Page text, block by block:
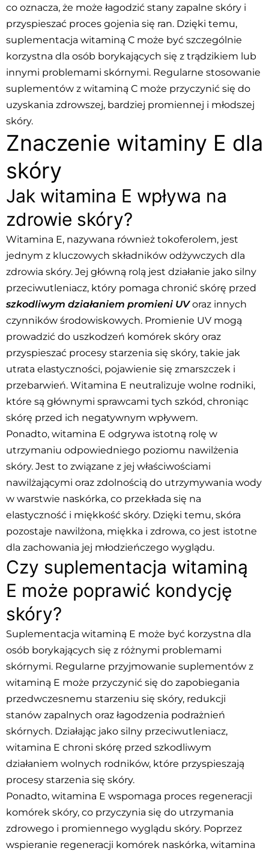
co oznacza, że może łagodzić stany zapalne skóry i
przyspieszać proces gojenia się ran. Dzięki temu,
suplementacja witaminą C może być szczególnie
korzystna dla osób borykających się z trądzikiem lub
innymi problemami skórnymi. Regularne stosowanie
suplementów z witaminą C może przyczynić się do
uzyskania zdrowszej, bardziej promiennej i młodszej
skóry.
Znaczenie witaminy E dla
skóry
Jak witamina E wpływa na
zdrowie skóry?
Witamina E, nazywana również tokoferolem, jest
jednym z kluczowych składników odżywczych dla
zdrowia skóry. Jej główną rolą jest działanie jako silny
przeciwutleniacz, który pomaga chronić skórę przed
szkodliwym działaniem promieni UVoraz innych
czynników środowiskowych. Promienie UV mogą
prowadzić do uszkodzeń komórek skóry oraz
przyspieszać procesy starzenia się skóry, takie jak
utrata elastyczności, pojawienie się zmarszczek i
przebarwień. Witamina E neutralizuje wolne rodniki,
które są głównymi sprawcami tych szkód, chroniąc
skórę przed ich negatywnym wpływem.
Ponadto, witamina E odgrywa istotną rolę w
utrzymaniu odpowiedniego poziomu nawilżenia
skóry. Jest to związane z jej właściwościami
nawilżającymi oraz zdolnością do utrzymywania wody
w warstwie naskórka, co przekłada się na
elastyczność i miękkość skóry. Dzięki temu, skóra
pozostaje nawilżona, miękka i zdrowa, co jest istotne
dla zachowania jej młodzieńczego wyglądu.
Czy suplementacja witaminą
E może poprawić kondycję
skóry?
Suplementacja witaminą E może być korzystna dla
osób borykających się z różnymi problemami
skórnymi. Regularne przyjmowanie suplementów z
witaminą E może przyczynić się do zapobiegania
przedwczesnemu starzeniu się skóry, redukcji
stanów zapalnych oraz łagodzenia podrażnień
skórnych. Działając jako silny przeciwutleniacz,
witamina E chroni skórę przed szkodliwym
działaniem wolnych rodników, które przyspieszają
procesy starzenia się skóry.
Ponadto, witamina E wspomaga proces regeneracji
komórek skóry, co przyczynia się do utrzymania
zdrowego i promiennego wyglądu skóry. Poprzez
wspieranie regeneracji komórek naskórka, witamina